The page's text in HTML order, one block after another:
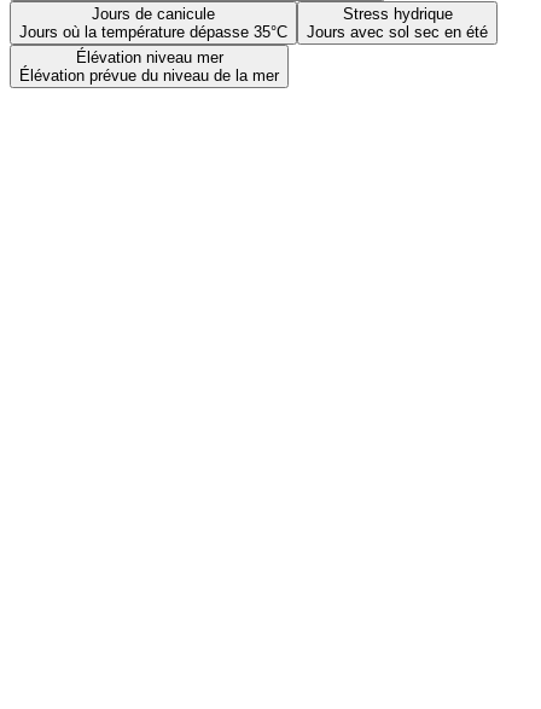
Jours de canicule
Jours où la température dépasse 35°C
Stress hydrique
Jours avec sol sec en été
Élévation niveau mer
Élévation prévue du niveau de la mer